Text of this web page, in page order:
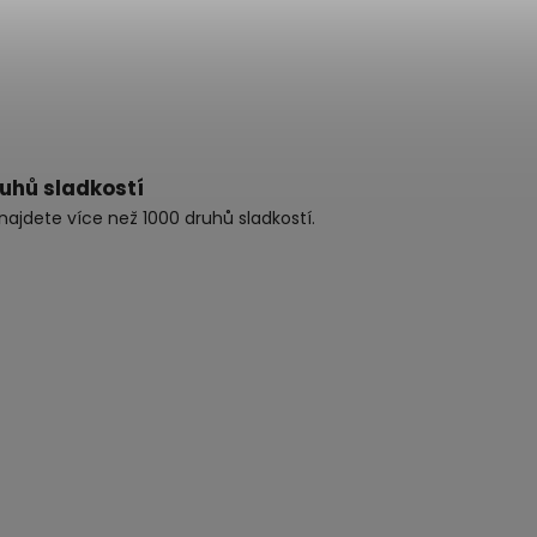
sladkostí
více než 1000 druhů sladkostí.